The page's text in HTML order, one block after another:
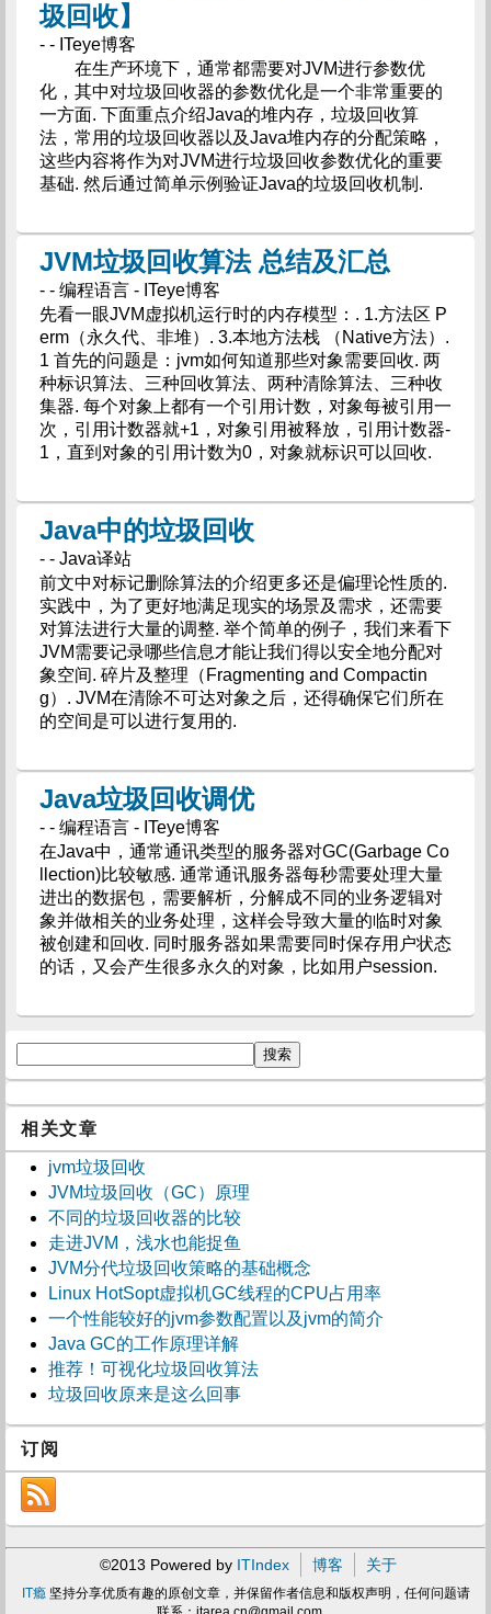
圾回收】
- - ITeye博客
在生产环境下，通常都需要对JVM进行参数优
化，其中对垃圾回收器的参数优化是一个非常重要的
一方面. 下面重点介绍Java的堆内存，垃圾回收算
法，常用的垃圾回收器以及Java堆内存的分配策略，
这些内容将作为对JVM进行垃圾回收参数优化的重要
基础. 然后通过简单示例验证Java的垃圾回收机制.
JVM垃圾回收算法 总结及汇总
- - 编程语言 - ITeye博客
先看一眼JVM虚拟机运行时的内存模型：. 1.方法区 P
erm（永久代、非堆）. 3.本地方法栈 （Native方法）.
1 首先的问题是：jvm如何知道那些对象需要回收. 两
种标识算法、三种回收算法、两种清除算法、三种收
集器. 每个对象上都有一个引用计数，对象每被引用一
次，引用计数器就+1，对象引用被释放，引用计数器-
1，直到对象的引用计数为0，对象就标识可以回收.
Java中的垃圾回收
- - Java译站
前文中对标记删除算法的介绍更多还是偏理论性质的.
实践中，为了更好地满足现实的场景及需求，还需要
对算法进行大量的调整. 举个简单的例子，我们来看下
JVM需要记录哪些信息才能让我们得以安全地分配对
象空间. 碎片及整理（Fragmenting and Compactin
g）. JVM在清除不可达对象之后，还得确保它们所在
的空间是可以进行复用的.
Java垃圾回收调优
- - 编程语言 - ITeye博客
在Java中，通常通讯类型的服务器对GC(Garbage Co
llection)比较敏感. 通常通讯服务器每秒需要处理大量
进出的数据包，需要解析，分解成不同的业务逻辑对
象并做相关的业务处理，这样会导致大量的临时对象
被创建和回收. 同时服务器如果需要同时保存用户状态
的话，又会产生很多永久的对象，比如用户session.
相关文章
jvm垃圾回收
JVM垃圾回收（GC）原理
不同的垃圾回收器的比较
走进JVM，浅水也能捉鱼
JVM分代垃圾回收策略的基础概念
Linux HotSopt虚拟机GC线程的CPU占用率
一个性能较好的jvm参数配置以及jvm的简介
Java GC的工作原理详解
推荐！可视化垃圾回收算法
垃圾回收原来是这么回事
订阅
©2013 Powered by ITIndex 博客 关于
IT瘾坚持分享优质有趣的原创文章，并保留作者信息和版权声明，任何问题请